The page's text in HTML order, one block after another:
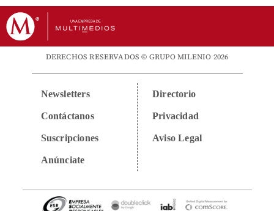
DERECHOS RESERVADOS © GRUPO MILENIO 2026
Newsletters
Contáctanos
Suscripciones
Anúnciate
Directorio
Privacidad
Aviso Legal